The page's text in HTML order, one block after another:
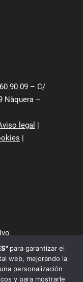
90 09 – C/
Nàquera –
legal |
|
para garantizar el
web, mejorando la
personalización
y para mostrarle